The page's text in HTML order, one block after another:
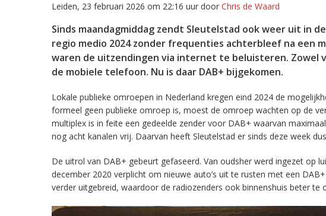
Leiden, 23 februari 2026 om 22:16 uur door Chris de Waard
Sinds maandagmiddag zendt Sleutelstad ook weer uit in
regio medio 2024 zonder frequenties achterbleef na een
waren de uitzendingen via internet te beluisteren. Zowel
de mobiele telefoon. Nu is daar DAB+ bijgekomen.
Lokale publieke omroepen in Nederland kregen eind 2024 de
formeel geen publieke omroep is, moest de omroep wachten op de
multiplex is in feite een gedeelde zender voor DAB+ waarvan
nog acht kanalen vrij. Daarvan heeft Sleutelstad er sinds deze week
De uitrol van DAB+ gebeurt gefaseerd. Van oudsher werd ingezet op
december 2020 verplicht om nieuwe auto’s uit te rusten met een
verder uitgebreid, waardoor de radiozenders ook binnenshuis beter te